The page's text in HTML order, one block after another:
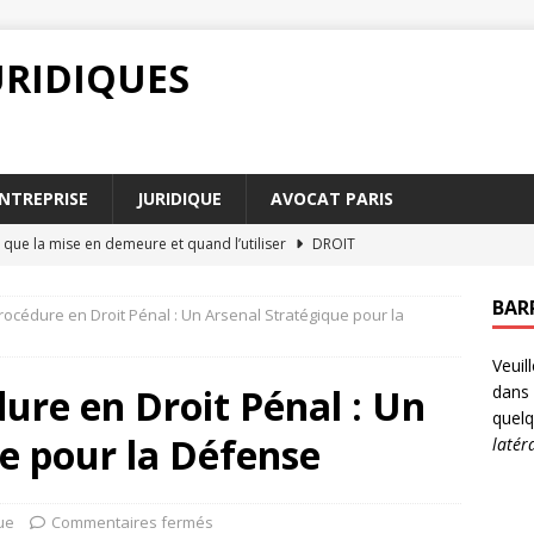
JURIDIQUE AVOCAT PARIS
que la mise en demeure et quand l’utiliser
DROIT
changer de prénom légalement
DROIT
de la force majeure dans les contrats commerciaux
en Droit Pénal : Un Arsenal Stratégique pour la
en Droit Pénal : Un
pour la Défense
Commentaires fermés